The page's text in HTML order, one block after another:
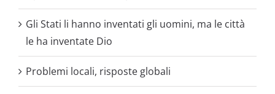
Gli Stati li hanno inventati gli uomini, ma le città
le ha inventate Dio
Problemi locali, risposte globali